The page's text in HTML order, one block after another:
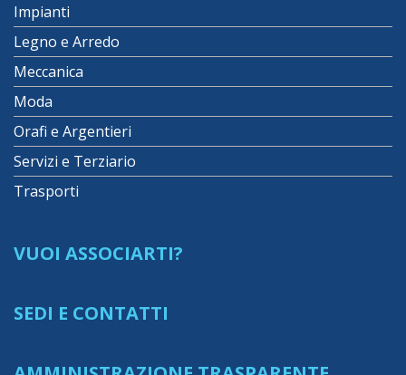
Impianti
Legno e Arredo
Meccanica
Moda
Orafi e Argentieri
Servizi e Terziario
Trasporti
VUOI ASSOCIARTI?
SEDI E CONTATTI